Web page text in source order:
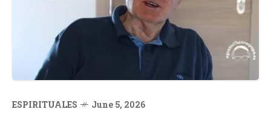
ESPIRITUALES June 5, 2026